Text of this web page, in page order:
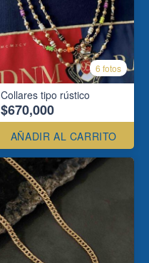
6 fotos
Collares tipo rústico
$670,000
AÑADIR AL CARRITO